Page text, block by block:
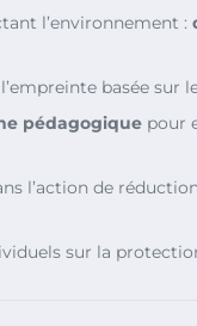
l’environnement :
basée sur
pédagogique pour
l’action de
sur la